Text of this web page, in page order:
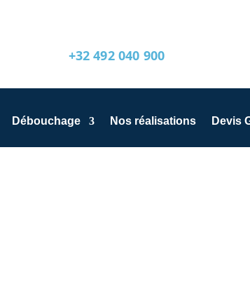
+32 492 040 900
Débouchage Nos réalisations Devis